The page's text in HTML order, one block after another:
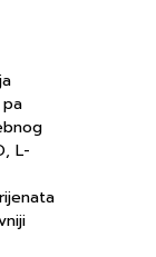
L-